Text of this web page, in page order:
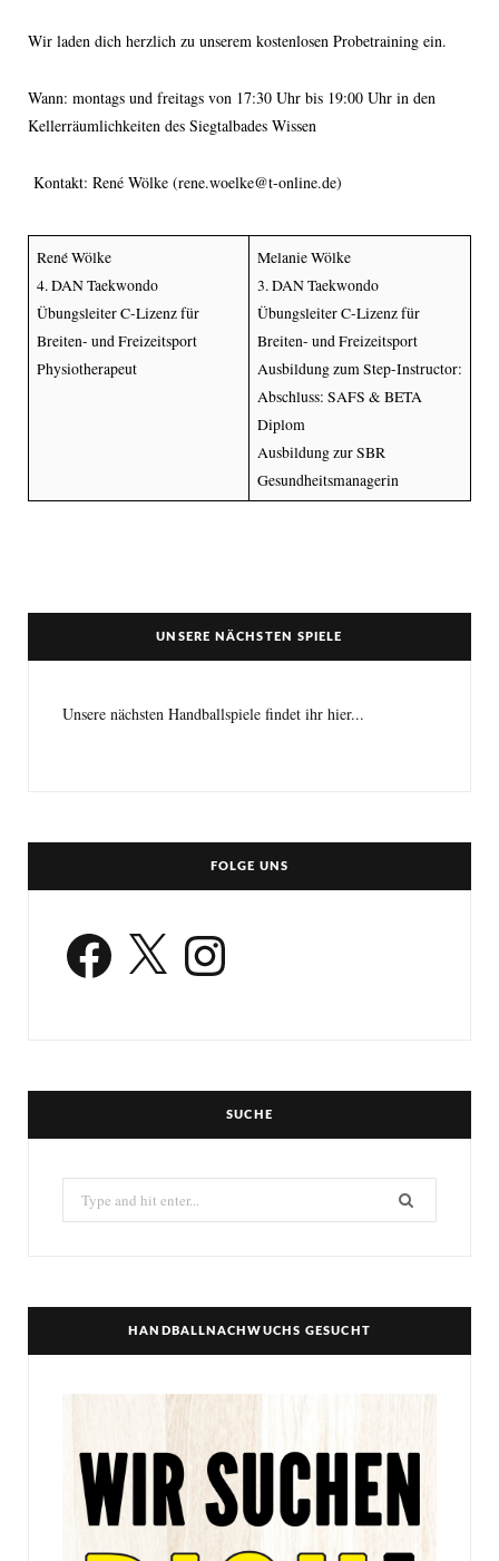
Wir laden dich herzlich zu unserem kostenlosen Probetraining ein.
Wann: montags und freitags von 17:30 Uhr bis 19:00 Uhr in den
Kellerräumlichkeiten des Siegtalbades Wissen
Kontakt: René Wölke (rene.woelke@t-online.de)
René Wölke
4. DAN Taekwondo
Übungsleiter C-Lizenz für
Breiten- und Freizeitsport
Physiotherapeut
Melanie Wölke
3. DAN Taekwondo
Übungsleiter C-Lizenz für
Breiten- und Freizeitsport
Ausbildung zum Step-Instructor:
Abschluss: SAFS & BETA
Diplom
Ausbildung zur SBR
Gesundheitsmanagerin
UNSERE NÄCHSTEN SPIELE
Unsere nächsten Handballspiele findet ihr hier...
FOLGE UNS
Facebook X Instagram
SUCHE
Search
for:
HANDBALLNACHWUCHS GESUCHT